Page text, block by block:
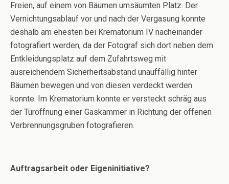
Freien, auf einem von Bäumen umsäumten Platz. Der
Vernichtungsablauf vor und nach der Vergasung konnte
deshalb am ehesten bei Krematorium IV nacheinander
fotografiert werden, da der Fotograf sich dort neben dem
Entkleidungsplatz auf dem Zufahrtsweg mit
ausreichendem Sicherheitsabstand unauffällig hinter
Bäumen bewegen und von diesen verdeckt werden
konnte. Im Krematorium konnte er versteckt schräg aus
der Türöffnung einer Gaskammer in Richtung der offenen
Verbrennungsgruben fotografieren.
Auftragsarbeit oder Eigeninitiative?